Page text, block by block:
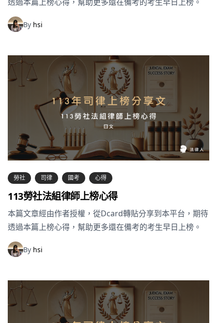
By hsi
勞社 司律 國考 心得
113勞社法組律師上榜心得
本篇文章經由作者授權，從Dcard轉貼分享到本平台，期待
透過本篇上榜心得，幫助更多還在備考的考生早日上榜。
By hsi